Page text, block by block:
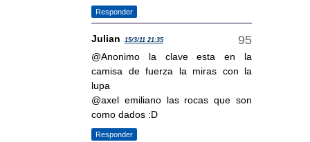
Responder
Julian 15/3/11 21:35
@Anonimo la clave esta en la
camisa de fuerza la miras con la
lupa
@axel emiliano las rocas que son
como dados :D
Responder